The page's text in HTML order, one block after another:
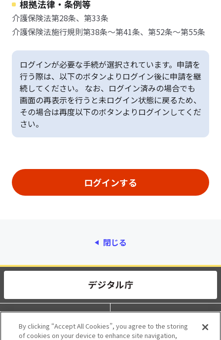
根拠法律・条例等
介護保険法第28条、第33条
介護保険法施行規則第38条～第41条、第52条～第55条
ログインが必要な手続が選択されています。申請を
行う際は、以下のボタンよりログイン後に申請を継
続してください。 なお、ログイン済みの場合でも
画面の再表示を行うと未ログイン状態に戻るため、
その場合は再度以下のボタンよりログインしてくだ
さい。
閉じる
動作環境 個人情報保護
By clicking “Accept All Cookies”, you agree to the storing
of cookies on your device to enhance site navigation,